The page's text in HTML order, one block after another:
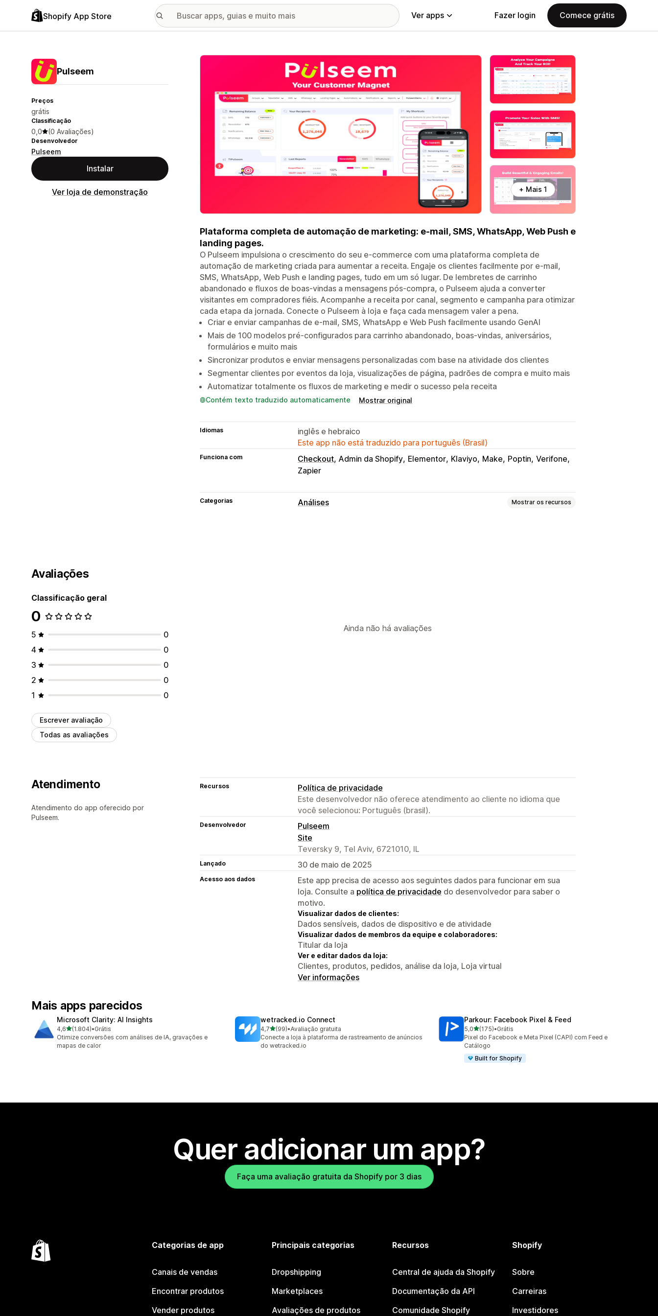
Shopify App Store Ver apps Fazer login Comece grátis
Pulseem
Preços
grátis
Classificação
0,0 (0 Avaliações)
Desenvolvedor
Pulseem
Instalar
Ver loja de demonstração
Galeria de imagens em destaque
+ Mais 1
Plataforma completa de automação de marketing: e-mail, SMS, WhatsApp, Web Push e
landing pages.
O Pulseem impulsiona o crescimento do seu e-commerce com uma plataforma completa de
automação de marketing criada para aumentar a receita. Engaje os clientes facilmente por e-mail,
SMS, WhatsApp, Web Push e landing pages, tudo em um só lugar. De lembretes de carrinho
abandonado e fluxos de boas-vindas a mensagens pós-compra, o Pulseem ajuda a converter
visitantes em compradores fiéis. Acompanhe a receita por canal, segmento e campanha para otimizar
cada etapa da jornada. Conecte o Pulseem à loja e faça cada mensagem valer a pena.
Criar e enviar campanhas de e-mail, SMS, WhatsApp e Web Push facilmente usando GenAI
Mais de 100 modelos pré-configurados para carrinho abandonado, boas-vindas, aniversários,
formulários e muito mais
Sincronizar produtos e enviar mensagens personalizadas com base na atividade dos clientes
Segmentar clientes por eventos da loja, visualizações de página, padrões de compra e muito mais
Automatizar totalmente os fluxos de marketing e medir o sucesso pela receita
Contém texto traduzido automaticamente Mostrar original
Idiomas
inglês e hebraico
Este app não está traduzido para português (Brasil)
Funciona com Checkout Admin da Shopify Elementor Klaviyo Make Poptin Verifone
Zapier
Categorias Análises Mostrar os recursos
Notificações
Avaliações
Classificação geral
0
5
0
4
0
3
0
2
0
1
0
Escrever avaliação
Todas as avaliações
Ainda não há avaliações
Atendimento
Atendimento do app oferecido por
Pulseem.
Recursos
Política de privacidade
Este desenvolvedor não oferece atendimento ao cliente no idioma que
você selecionou: Português (brasil).
Desenvolvedor
Pulseem
Site
Teversky 9, Tel Aviv, 6721010, IL
Lançado 30 de maio de 2025
Acesso aos dados
Este app precisa de acesso aos seguintes dados para funcionar em sua
loja. Consulte a política de privacidade do desenvolvedor para saber o
motivo.
Visualizar dados de clientes:
Dados sensíveis, dados de dispositivo e de atividade
Visualizar dados de membros da equipe e colaboradores:
Titular da loja
Ver e editar dados da loja:
Clientes, produtos, pedidos, análise da loja, Loja virtual
Ver informações
Mais apps parecidos
Microsoft Clarity: AI Insights
4,6de 5 estrelas
(1.804)
1804 avaliações ao todo
•Grátis
Otimize conversões com análises de IA, gravações e
mapas de calor
wetracked.io Connect
4,7de 5 estrelas
(99)
99 avaliações ao todo
•Avaliação gratuita
Conecte a loja à plataforma de rastreamento de anúncios
do wetracked.io
Parkour: Facebook Pixel & Feed
5,0de 5 estrelas
(175)
175 avaliações ao todo
•Grátis
Pixel do Facebook e Meta Pixel (CAPI) com Feed e
Catálogo
Built for Shopify
Quer adicionar um app?
Faça uma avaliação gratuita da Shopify por 3 dias
Categorias de app
Canais de vendas
Encontrar produtos
Vender produtos
Principais categorias
Dropshipping
Marketplaces
Avaliações de produtos
Recursos
Central de ajuda da Shopify
Documentação da API
Comunidade Shopify
Shopify
Sobre
Carreiras
Investidores